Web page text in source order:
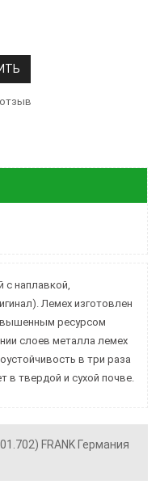
с наплавкой,
Лемех изготовлен
ресурсом
слоев металла лемех
в три раза
в твердой и сухой почве.
FRANK Германия